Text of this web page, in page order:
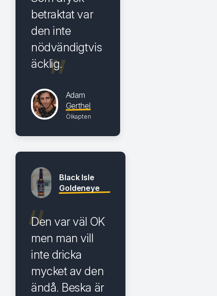
betraktat var
den inte
nödvändigtvis
äcklig.
Adam
Gerthel
Ölkapten
Black Isle
Goldeneye
Den var väl OK
men man vill
inte dricka
mycket av den
ändå. Beska är